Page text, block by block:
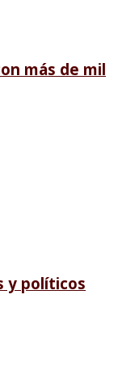
más de mil
y políticos